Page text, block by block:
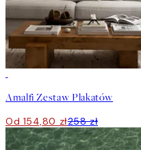
Amalfi Zestaw Plakatów
Od 154,80 zł258 zł